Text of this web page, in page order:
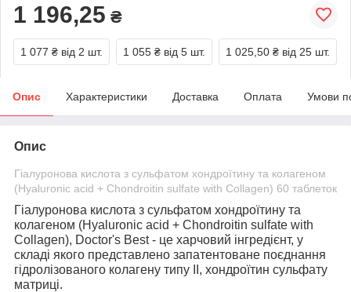
1 196,25 ₴
1 077 ₴ від 2 шт. 1 055 ₴ від 5 шт. 1 025,50 ₴ від 25 шт.
Опис Характеристики Доставка Оплата Умови
Опис
Гіалуронова кислота з сульфатом хондроїтину та колагеном
(Hyaluronic acid + Chondroitin sulfate with Collagen) 60 таблеток
Гіалуронова кислота з сульфатом хондроїтину та
колагеном (Hyaluronic acid + Chondroitin sulfate with
Collagen), Doctor's Best- це харчовий інгредієнт, у
складі якого представлено запатентоване поєднання
гідролізованого колагену типу II, хондроїтин сульфату
матриці.